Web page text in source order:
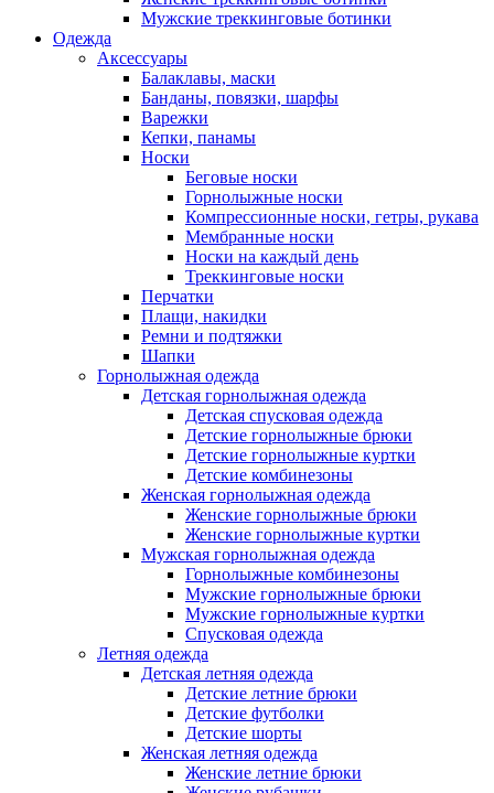
Мужские треккинговые ботинки
Одежда
Аксессуары
Балаклавы, маски
Банданы, повязки, шарфы
Варежки
Кепки, панамы
Носки
Беговые носки
Горнолыжные носки
Компрессионные носки, гетры, рукава
Мембранные носки
Носки на каждый день
Треккинговые носки
Перчатки
Плащи, накидки
Ремни и подтяжки
Шапки
Горнолыжная одежда
Детская горнолыжная одежда
Детская спусковая одежда
Детские горнолыжные брюки
Детские горнолыжные куртки
Детские комбинезоны
Женская горнолыжная одежда
Женские горнолыжные брюки
Женские горнолыжные куртки
Мужская горнолыжная одежда
Горнолыжные комбинезоны
Мужские горнолыжные брюки
Мужские горнолыжные куртки
Спусковая одежда
Летняя одежда
Детская летняя одежда
Детские летние брюки
Детские футболки
Детские шорты
Женская летняя одежда
Женские летние брюки